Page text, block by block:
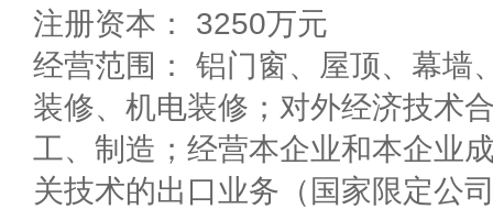
注册资本： 3250万元
经营范围： 铝门窗、屋顶、幕墙
装修、机电装修；对外经济技术
工、制造；经营本企业和本企业
关技术的出口业务（国家限定公